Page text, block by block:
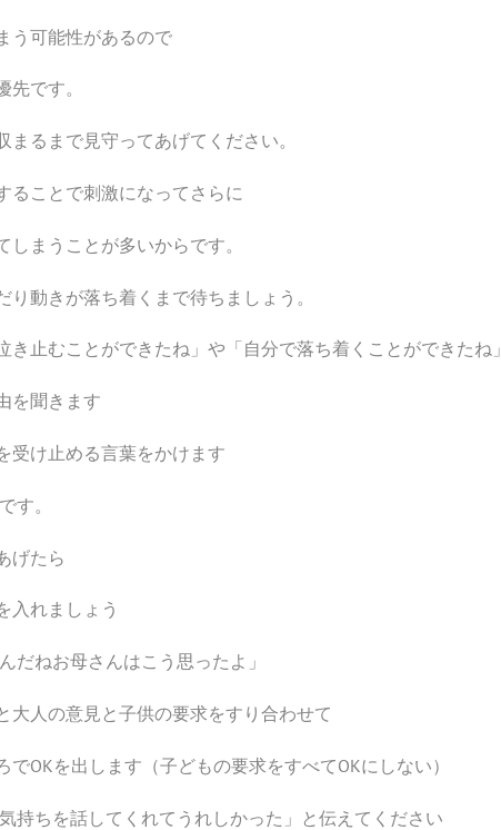
う可能性があるので
です。
るまで見守ってあげてください。
ることで刺激になってさらに
まうことが多いからです。
動きが落ち着くまで待ちましょう。
き止むことができたね」や「自分で落ち着くことができたね」
を聞きます
受け止める言葉をかけます
す。
げたら
入れましょう
だねお母さんはこう思ったよ」
大人の意見と子供の要求をすり合わせて
OKを出します（子どもの要求をすべてOKにしない）
持ちを話してくれてうれしかった」と伝えてください